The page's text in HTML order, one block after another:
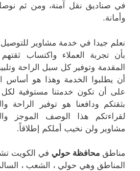
في صناديق نقل آمنة، ومن ثم
وأمانة.
نعلم جيدا في خدمة مشاوير
بأن تجربة العملاء واكتساب
المقدمة وتوفير كل سبل الراحة
أن يطلبوا الخدمة وهذا هو أساس
على أن تكون خدمتنا مستوفية لكل
بثقتكم ودافعنا هو توفير الراحة
لقراءتكم هذا الوصف الموجز
مشاوير ولن نخيب أملكم إطلاقاً.
مناطق محافظة حولي في الكويت
المناطق وهي حولي ، الشعب ،